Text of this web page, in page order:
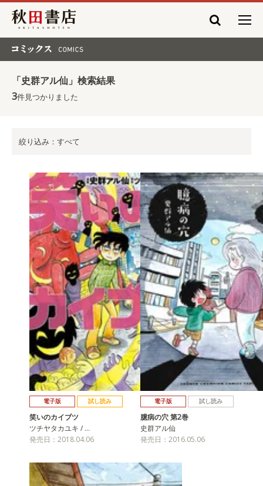
秋田書店
「史群アル仙」検索結果
3件見つかりました
絞り込み：すべて
電子版 試し読み
笑いのカイブツ
ツチヤタカユキ / …
発売日：2018.04.06
電子版 試し読み
臆病の穴 第2巻
史群アル仙
発売日：2016.05.06